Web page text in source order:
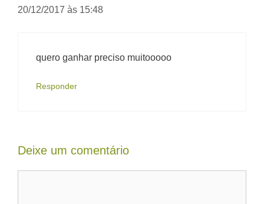
20/12/2017 às 15:48
quero ganhar preciso muitooooo
Responder
Deixe um comentário